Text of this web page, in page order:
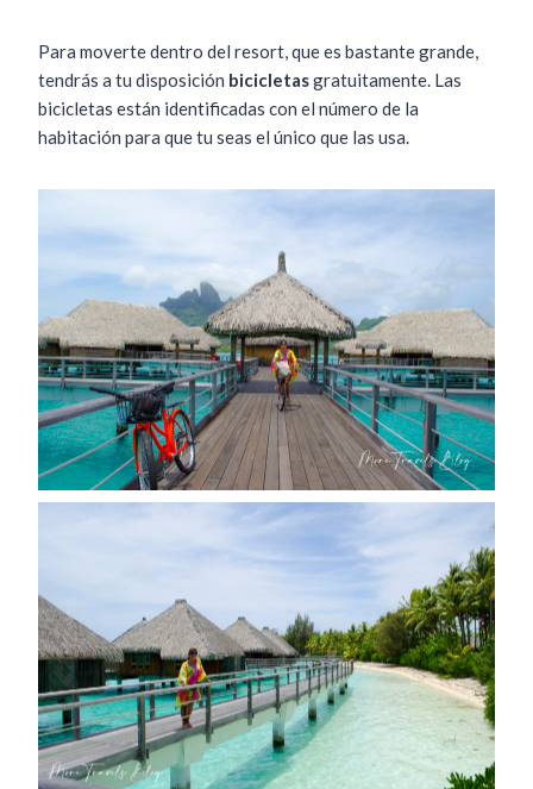
Para moverte dentro del resort, que es bastante grande,
tendrás a tu disposición bicicletasgratuitamente. Las
bicicletas están identificadas con el número de la
habitación para que tu seas el único que las usa.